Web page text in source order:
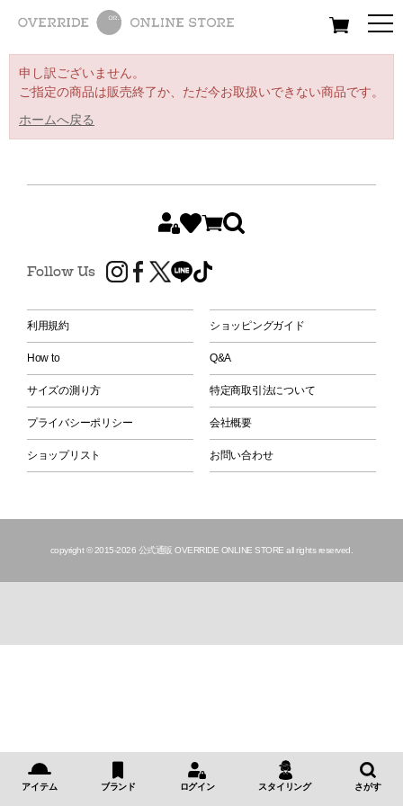
All Women Men
申し訳ございません。
ご指定の商品は販売終了か、ただ今お取扱いできない商品です。
ホームへ戻る
Follow Us
利用規約 ショッピングガイド
How to Q&A
サイズの測り方 特定商取引法について
プライバシーポリシー 会社概要
ショップリスト お問い合わせ
copyright © 2015-2026 公式通販 OVERRIDE ONLINE STORE all rights reserved.
アイテム ブランド ログイン スタイリング さがす